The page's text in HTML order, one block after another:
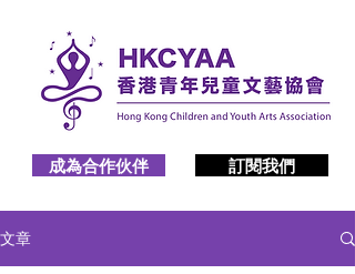
成為合作伙伴 訂閱我們
文章